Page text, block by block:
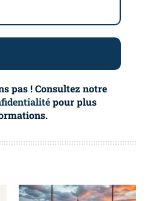
pas ! Consultez notre
pour plus